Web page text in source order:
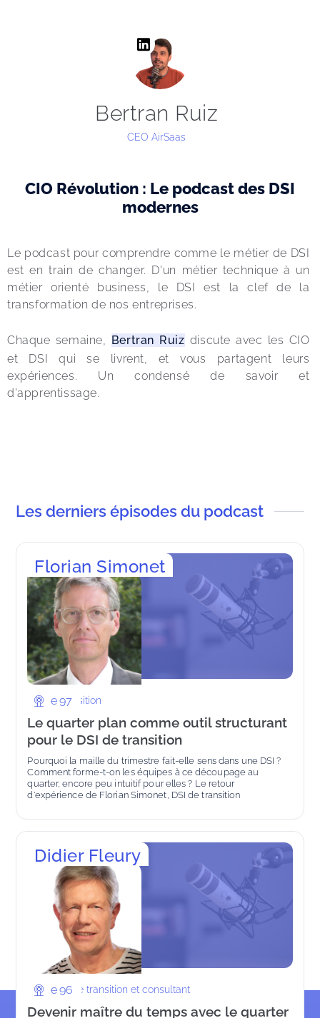
Bertran Ruiz
CEO AirSaas
CIO Révolution : Le podcast des DSI
modernes
Le podcast pour comprendre comme le métier de DSI
est en train de changer. D'un métier technique à un
métier orienté business, le DSI est la clef de la
transformation de nos entreprises.
Chaque semaine, Bertran Ruiz discute avec les CIO
et DSI qui se livrent, et vous partagent leurs
expériences. Un condensé de savoir et
d'apprentissage.
Les derniers épisodes du podcast
Florian Simonet
e97
DSI de transition
Le quarter plan comme outil structurant
pour le DSI de transition
Pourquoi la maille du trimestre fait-elle sens dans une DSI ?
Comment forme-t-on les équipes à ce découpage au
quarter, encore peu intuitif pour elles ? Le retour
d'expérience de Florian Simonet, DSI de transition
Didier Fleury
e96
Manager de transition et consultant
Devenir maître du temps avec le quarter